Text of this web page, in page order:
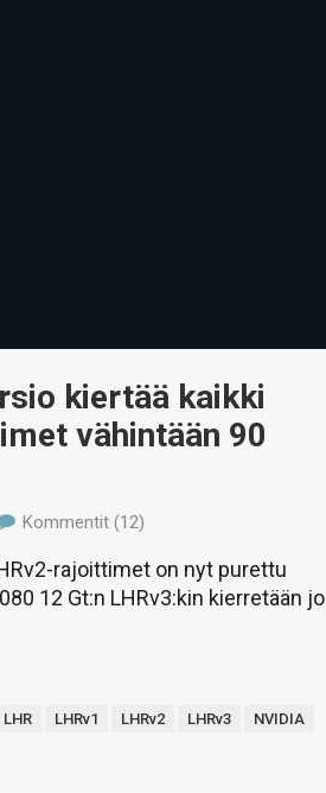
kiertää kaikki
vähintään 90
Kommentit (12)
rajoittimet on nyt purettu
12 Gt:n LHRv3:kin kierretään jo
LHR LHRv1 LHRv2 LHRv3
NVIDIA